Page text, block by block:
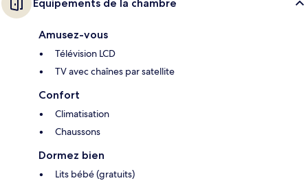
Équipements de la chambre
Amusez-vous
Télévision LCD
TV avec chaînes par satellite
Confort
Climatisation
Chaussons
Dormez bien
Lits bébé (gratuits)